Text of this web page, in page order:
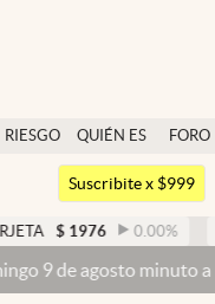
RIESGO
QUIÉN ES
QUIÉN
FORO
Argentina
México
Suscribite x $999
0.00% DÓLAR
minuto a minuto